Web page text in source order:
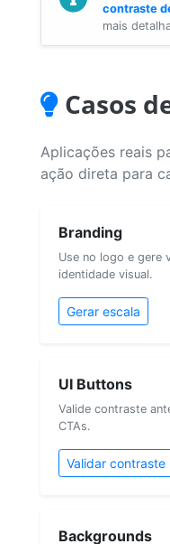
contraste
mais
Casos
Aplicações reais
ação direta para
Branding
Use no logo e gere
identidade visual.
Gerar escala
UI Buttons
Valide contraste
CTAs.
Validar contraste
Backgrounds